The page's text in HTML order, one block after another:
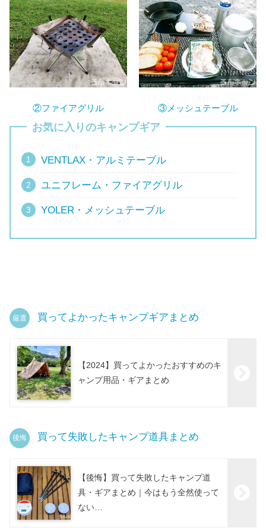
②ファイアグリル ③メッシュテーブル
お気に入りのキャンプギア
VENTLAX・アルミテーブル
ユニフレーム・ファイアグリル
YOLER・メッシュテーブル
厳選 買ってよかったキャンプギアまとめ
【2024】買ってよかったおすすめのキ
ャンプ用品・ギアまとめ
後悔 買って失敗したキャンプ道具まとめ
【後悔】買って失敗したキャンプ道
具・ギアまとめ｜今はもう全然使って
ない…